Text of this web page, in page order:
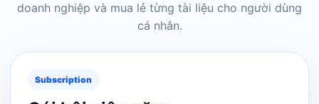
doanh nghiệp và mua lẻ từng tài liệu cho người dùng
cá nhân.
Subscription